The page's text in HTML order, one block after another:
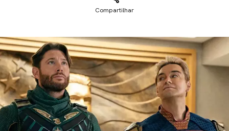
Compartilhar